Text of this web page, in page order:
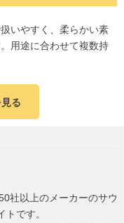
いやすく、柔らかい素
用途に合わせて複数持
る
社以上のメーカーのサウ
です。